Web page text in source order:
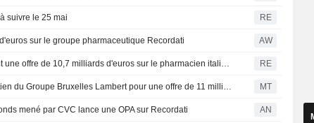
suivre le 25 mai RE
sur le groupe pharmaceutique Recordati AW
CVC et GBL lancent une offre de 10,7 milliards d'euros sur le pharmacien italien Recordati RE
CVC obtient le soutien du Groupe Bruxelles Lambert pour une offre de 11 milliards d'euros sur l'italien Recordati MT
mené par CVC lance une OPA sur Recordati AN